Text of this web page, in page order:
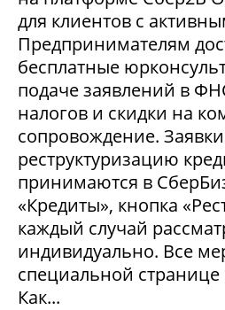
для клиентов с
Предпринимателям
бесплатные
подаче заявлений в
налогов и скидки на
сопровождение.
реструктуризацию
принимаются в
«Кредиты», кнопка
каждый случай
индивидуально. Все
специальной странице
Как...